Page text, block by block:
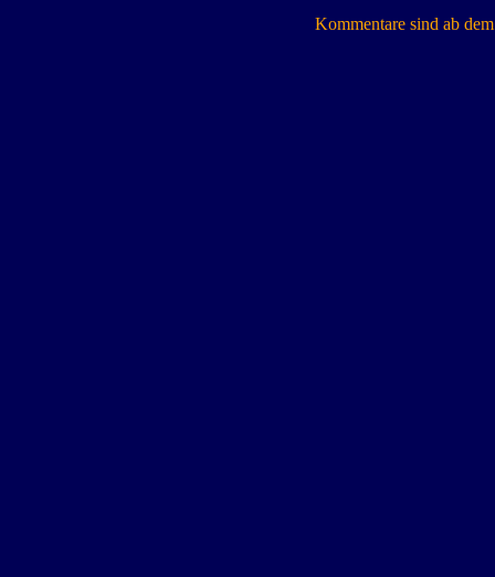
Kommentare sind ab